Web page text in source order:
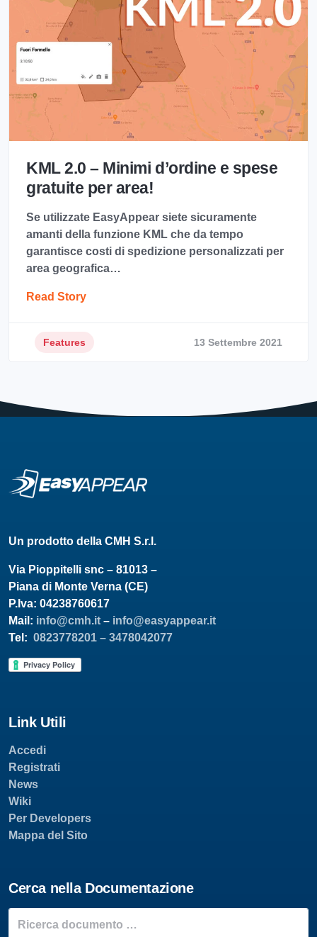
KML 2.0 – Minimi d’ordine e spese
gratuite per area!
Se utilizzate EasyAppear siete sicuramente
amanti della funzione KML che da tempo
garantisce costi di spedizione personalizzati per
area geografica…
Read Story
Features 13 Settembre 2021
Un prodotto della CMH S.r.l.
Via Pioppitelli snc – 81013 –
Piana di Monte Verna (CE)
P.Iva: 04238760617
Mail: info@cmh.it – info@easyappear.it
Tel: 0823778201 – 3478042077
Link Utili
Accedi
Registrati
News
Wiki
Per Developers
Mappa del Sito
Cerca nella Documentazione